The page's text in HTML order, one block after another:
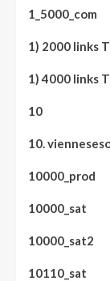
1_5000_com
1) 2000 links
1) 4000 links
10
10.
10000_prod
10000_sat
10000_sat2
10110_sat